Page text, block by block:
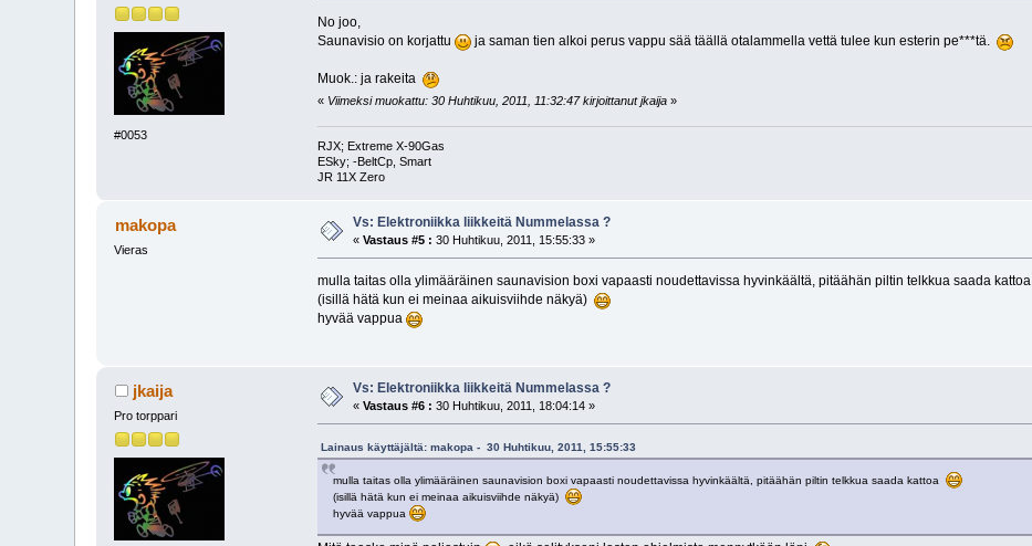
#0053
No joo,
Saunavisio on korjattu
ja saman tien alkoi perus vappu sää täällä otalammella vettä tulee kun esterin pe***tä.
Muok.: ja rakeita
« Viimeksi muokattu: 30 Huhtikuu, 2011, 11:32:47 kirjoittanut jkaija»
RJX; Extreme X-90Gas
ESky; -BeltCp, Smart
JR 11X Zero
makopa
Vieras
Vs: Elektroniikka liikkeitä Nummelassa ?
«Vastaus #5 : 30 Huhtikuu, 2011, 15:55:33 »
mulla taitas olla ylimääräinen saunavision boxi vapaasti noudettavissa hyvinkäältä, pitäähän piltin telkkua saada kattoa
(isillä hätä kun ei meinaa aikuisviihde näkyä)
hyvää vappua
jkaija
Pro torppari
Vs: Elektroniikka liikkeitä Nummelassa ?
«Vastaus #6 : 30 Huhtikuu, 2011, 18:04:14 »
Lainaus käyttäjältä: makopa - 30 Huhtikuu, 2011, 15:55:33
mulla taitas olla ylimääräinen saunavision boxi vapaasti noudettavissa hyvinkäältä, pitäähän piltin telkkua saada kattoa
(isillä hätä kun ei meinaa aikuisviihde näkyä)
hyvää vappua